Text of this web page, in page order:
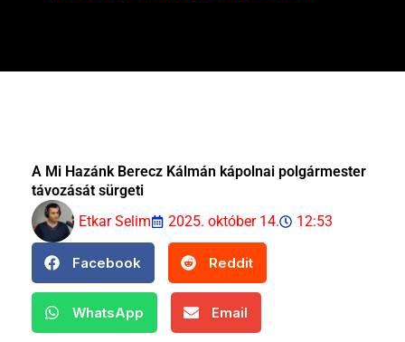
A Mi Hazánk Berecz Kálmán kápolnai polgármester
távozását sürgeti
Etkar Selim
2025. október 14. 12:53
Facebook Reddit
WhatsApp Email